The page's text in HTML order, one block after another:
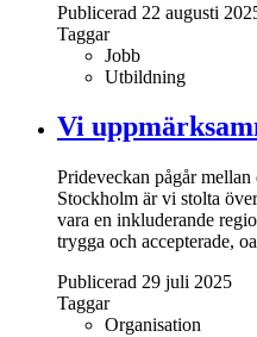
Publicerad 22 augusti
Taggar
Jobb
Utbildning
Vi
Prideveckan pågår
Stockholm är vi stolta
vara en inkluderande
trygga och accepterade,
Publicerad 29 juli 2025
Taggar
Organisation